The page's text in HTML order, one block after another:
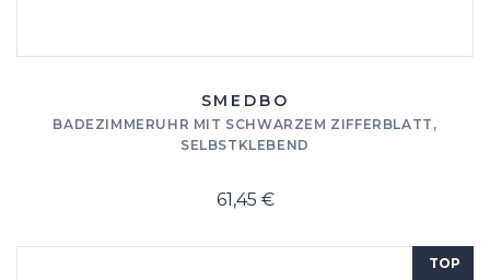
SMEDBO
BADEZIMMERUHR MIT SCHWARZEM ZIFFERBLATT,
SELBSTKLEBEND
61,45 €
TOP